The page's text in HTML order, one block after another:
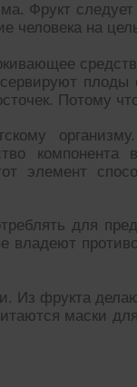
Фрукт
человека на
Потому
элемент
для
владеют
Из фрукта
маски